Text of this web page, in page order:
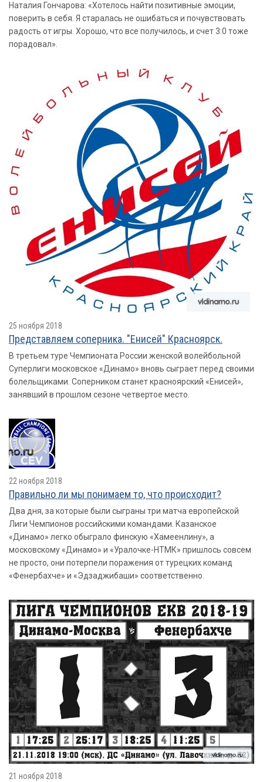
Наталия Гончарова: «Хотелось найти позитивные эмоции,
поверить в себя. Я старалась не ошибаться и почувствовать
радость от игры. Хорошо, что все получилось, и счет 3:0 тоже
порадовал».
25 ноября 2018
Представляем соперника. "Енисей" Красноярск.
В третьем туре Чемпионата России женской волейбольной
Суперлиги московское «Динамо» вновь сыграет перед своими
болельщиками. Соперником станет красноярский «Енисей»,
занявший в прошлом сезоне четвертое место.
22 ноября 2018
Правильно ли мы понимаем то, что происходит?
Два дня, за которые были сыграны три матча европейской
Лиги Чемпионов российскими командами. Казанское
«Динамо» легко обыграло финскую «Хамеенлину», а
московскому «Динамо» и «Уралочке-НТМК» пришлось совсем
не просто, они потерпели поражения от турецких команд
«Фенербахче» и «Эдзаджибаши» соответственно.
21 ноября 2018